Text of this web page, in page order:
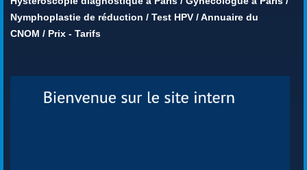
Nymphoplastie de réduction / Test HPV /Annuaire du
CNOM / Prix - Tarifs